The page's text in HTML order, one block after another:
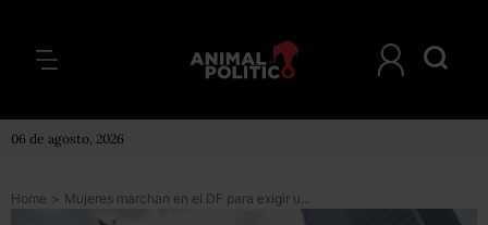
06 de agosto, 2026
Home > Mujeres marchan en el DF para exigir un alto a feminicidios